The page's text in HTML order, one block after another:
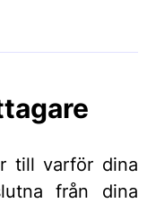
till varför dina
från dina